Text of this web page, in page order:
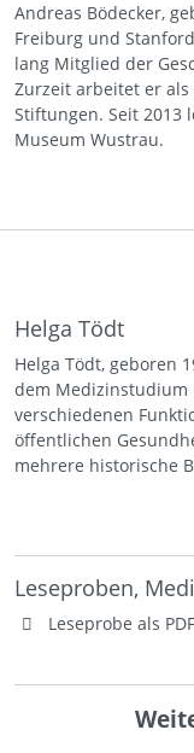
Andreas Bödecker,
Freiburg und
lang Mitglied der
Zurzeit arbeitet er
Stiftungen. Seit 2013
Museum Wustrau.
Helga Tödt
Helga Tödt, geboren
dem Medizinstudium
verschiedenen
öffentlichen
mehrere historische
Leseproben,
Leseprobe als PDF